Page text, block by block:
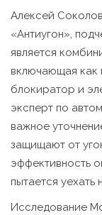
Алексей
«Антиугон»,
является
включающая как
блокиратор и
эксперт по
важное
защищают от
эффективность
пытается уехать
Исследование